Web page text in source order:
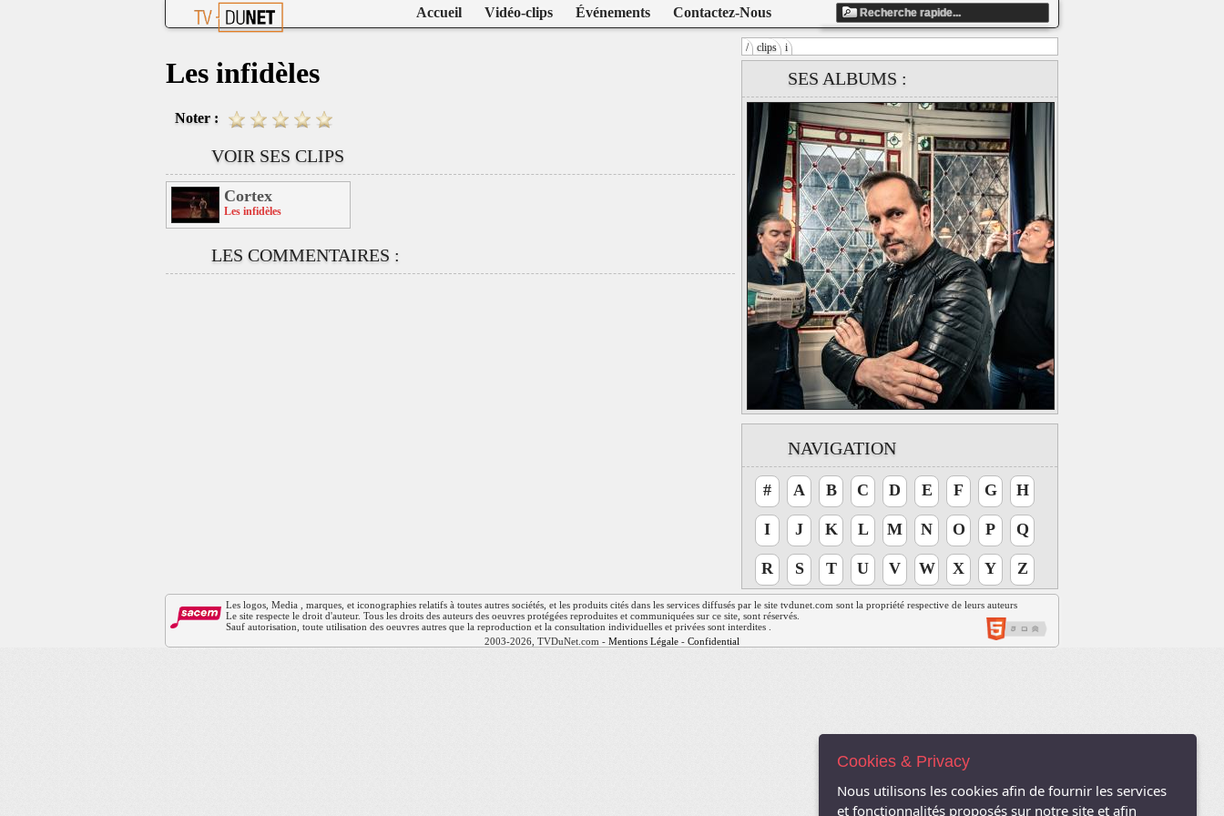
Accueil Vidéo-clips Événements Contactez-Nous
/ clips i
Warning: Undefined array key "artiste_id" in
/home/clients/858fbe13c5dafaea9ccb87e1c41d4337/web/clip_global.php
on line104
Les infidèles
SES ALBUMS :
NAVIGATION
# A B C D E F G H
I J K L M N O P Q
R S T U V W X Y Z
Les infidèles
Noter :
VOIR SES CLIPS
Cortex
Les infidèles
LES COMMENTAIRES :
Les logos, Media , marques, et iconographies relatifs à toutes autres sociétés, et les produits cités dans les services diffusés par le site tvdunet.com sont la propriété respective de leurs auteurs
Le site respecte le droit d'auteur. Tous les droits des auteurs des oeuvres protégées reproduites et communiquées sur ce site, sont réservés.
Sauf autorisation, toute utilisation des oeuvres autres que la reproduction et la consultation individuelles et privées sont interdites .
2003-2026, TVDuNet.com - Mentions Légale - Confidentialité
Cookies & Privacy
Nous utilisons les cookies afin de fournir les services
et fonctionnalités proposés sur notre site et afin